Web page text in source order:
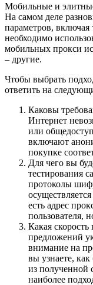
Мобильные и
На самом деле
параметров,
необходимо
мобильных прокси
– другие.
Чтобы выбрать
ответить на
Каковы
Интернет
или
включают
покупке
Для чего вы
тестирования
протоколы
есть адрес
пользователя,
Какая
предложений
внимание на
вы узнаете,
из полученной
наиболее